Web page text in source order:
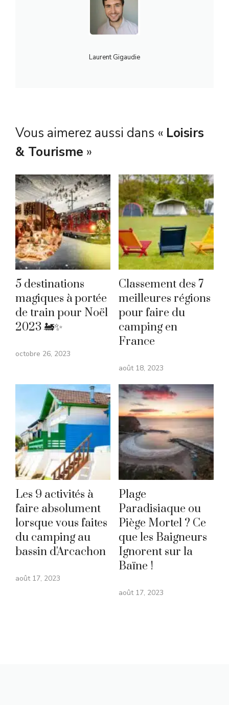
Laurent Gigaudie
Vous aimerez aussi dans « Loisirs
& Tourisme »
5 destinations
magiques à portée
de train pour Noël
2023 🚂✨
octobre 26, 2023
Classement des 7
meilleures régions
pour faire du
camping en
France
août 18, 2023
Les 9 activités à
faire absolument
lorsque vous faites
du camping au
bassin d'Arcachon
août 17, 2023
Plage
Paradisiaque ou
Piège Mortel ? Ce
que les Baigneurs
Ignorent sur la
Baïne !
août 17, 2023